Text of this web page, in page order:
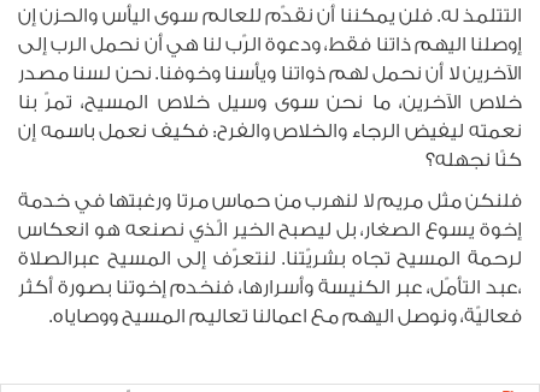
التتلمذ له. فلن يمكننا أن نقدّم للعالم سوى اليأس والحزن إن
إوصلنا اليهم ذاتنا فقط، ودعوة الرّب لنا هي أن نحمل الرب إلى
الآخرين لا أن نحمل لهم ذواتنا ويأسنا وخوفنا. نحن لسنا مصدر
خلاص الآخرين، ما نحن سوى وسيل خلاص المسيح، تمرّ بنا
نعمته ليفيض الرجاء والخلاص والفرح: فكيف نعمل باسمه إن
كنّا نجهله؟
فلنكن مثل مريم لا لنهرب من حماس مرتا ورغبتها في خدمة
إخوة يسوع الصغار، بل ليصبح الخير الّذي نصنعه هو انعكاس
لرحمة المسيح تجاه بشريّتنا. لنتعرّف إلى المسيح عبرالصلاة
،عبد التأمّل، عبر الكنيسة وأسرارها، فنخدم إخوتنا بصورة أكثر
فعاليّة، ونوصل اليهم مع اعمالنا تعاليم المسيح ووصاياه.